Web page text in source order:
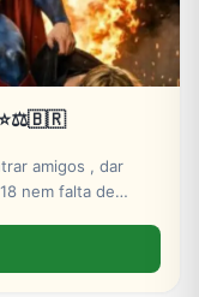
amigos , dar
nem falta de